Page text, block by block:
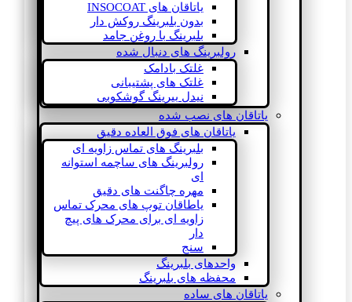
یاتاقان های INSOCOAT
بدون بلبرینگ روکش دار
بلبرینگ با روغن جامد
رولبرینگ های دنبال شده
غلتک بادامک
غلتک های پشتیبانی
نیدل بیرینگ گوشکوبی
یاتاقان های نصب شده
یاتاقان های فوق العاده دقیق
بلبرینگ های تماس زاویه ای
رولبرینگ های ساچمه استوانه
ای
مهره چاگنت های دقیق
یاطاقان توپ های محرک تماس
زاویه ای برای محرک های پیچ
دار
سنج
واحدهای بلبرینگ
محفظه های بلبرینگ
یاتاقان های ساده